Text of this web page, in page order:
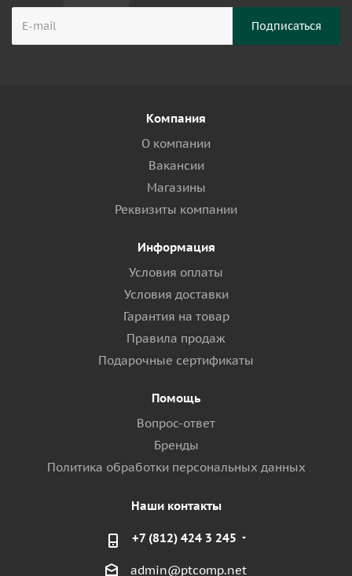
Компания
О компании
Вакансии
Магазины
Реквизиты компании
Информация
Условия оплаты
Условия доставки
Гарантия на товар
Правила продаж
Подарочные сертификаты
Помощь
Вопрос-ответ
Бренды
Политика обработки персональных данных
Наши контакты
+7 (812) 424 3 245
admin@ptcomp.net